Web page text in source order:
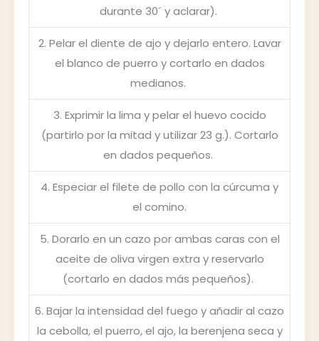
durante 30´ y aclarar).
2. Pelar el diente de ajo y dejarlo entero. Lavar
el blanco de puerro y cortarlo en dados
medianos.
3. Exprimir la lima y pelar el huevo cocido
(partirlo por la mitad y utilizar 23 g.). Cortarlo
en dados pequeños.
4. Especiar el filete de pollo con la cúrcuma y
el comino.
5. Dorarlo en un cazo por ambas caras con el
aceite de oliva virgen extra y reservarlo
(cortarlo en dados más pequeños).
6. Bajar la intensidad del fuego y añadir al cazo
la cebolla, el puerro, el ajo, la berenjena seca y